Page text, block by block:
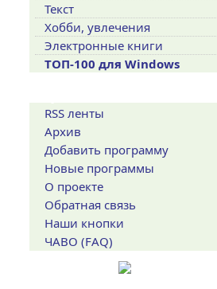
Текст
Хобби, увлечения
Электронные книги
ТОП-100 для Windows
RSS ленты
Архив
Добавить программу
Новые программы
О проекте
Обратная связь
Наши кнопки
ЧАВО (FAQ)